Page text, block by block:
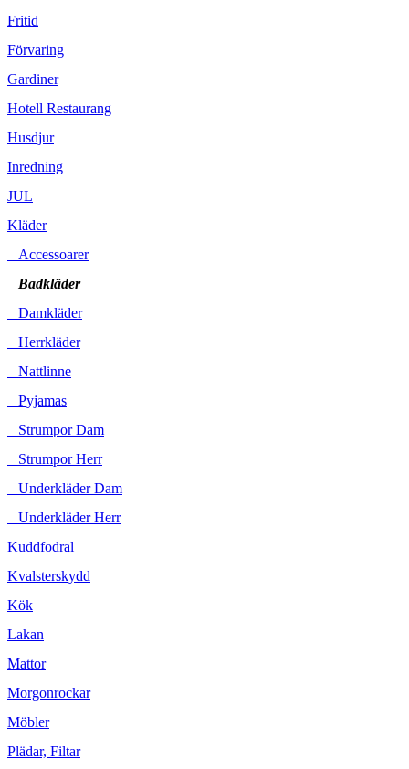
Fritid
Förvaring
Gardiner
Hotell Restaurang
Husdjur
Inredning
JUL
Kläder
Accessoarer
Badkläder
Damkläder
Herrkläder
Nattlinne
Pyjamas
Strumpor Dam
Strumpor Herr
Underkläder Dam
Underkläder Herr
Kuddfodral
Kvalsterskydd
Kök
Lakan
Mattor
Morgonrockar
Möbler
Plädar, Filtar